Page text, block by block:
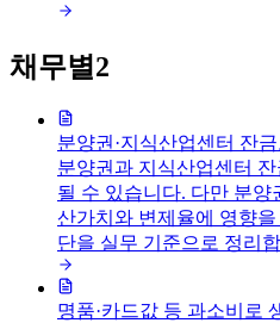
채무별 2
분양권·지식산업센터 잔
분양권과 지식산업센터
될 수 있습니다. 다만 분양
산가치와 변제율에 영향
단을 실무 기준으로 정리
명품·카드값 등 과소비로